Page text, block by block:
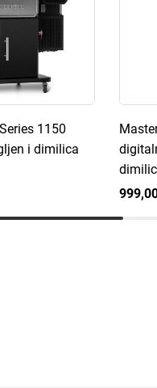
1150
i dimilica